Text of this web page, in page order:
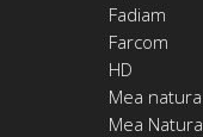
Fadiam
Farcom
HD
Mea natura
Mea Natura